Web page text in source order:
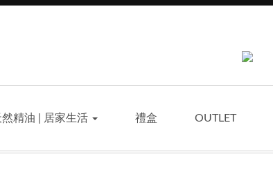
然精油 | 居家生活 禮盒 OUTLET